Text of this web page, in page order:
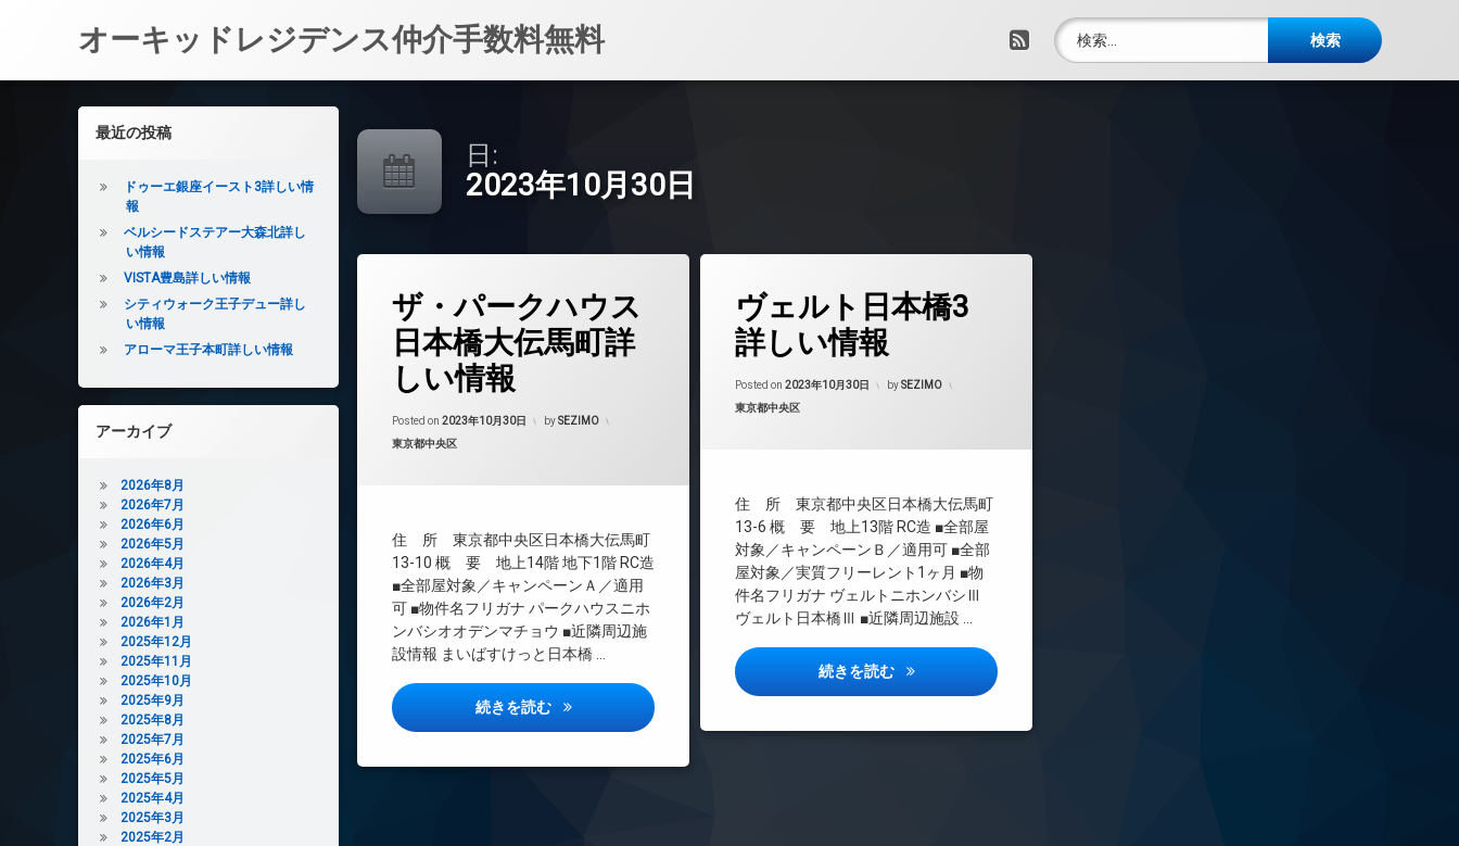
オーキッドレジデンス仲介手数料無料 RSS
検索:
日:
2023年10月30日
ザ・パークハウス
日本橋大伝馬町詳
しい情報
Posted on 2023年10月30日 bySEZIMO
カテゴリー:
東京都中央区
住 所 東京都中央区日本橋大伝馬町
13-10 概 要 地上14階 地下1階 RC造
■全部屋対象／キャンペーンＡ／適用
可 ■物件名フリガナ パークハウスニホ
ンバシオオデンマチョウ ■近隣周辺施
設情報 まいばすけっと日本橋 …
続きを読む ザ・パークハウス日本橋大伝馬町詳しい情報
24時間管理
CATV
TVドアホン
デザイナーズ
バイク置き場
分譲賃貸
大型駐車場
宅配ボックス
敷地内ゴミ置き場
楽器可
ヴェルト日本橋3
詳しい情報
Posted on 2023年10月30日 bySEZIMO
カテゴリー:
東京都中央区
住 所 東京都中央区日本橋大伝馬町
13-6 概 要 地上13階 RC造 ■全部屋
対象／キャンペーンＢ／適用可 ■全部
屋対象／実質フリーレント1ヶ月 ■物
件名フリガナ ヴェルトニホンバシⅢ
ヴェルト日本橋Ⅲ ■近隣周辺施設 …
続きを読む ヴェルト日本橋3詳しい情報
24時間管理
CATV
インターネット無料
エレベーター
オートロック
デザイナーズ
宅配ボックス
防犯カメラ
駐輪場
左サイドバー
最近の投稿
ドゥーエ銀座イースト3詳しい情
報
ベルシードステアー大森北詳し
い情報
VISTA豊島詳しい情報
シティウォーク王子デュー詳し
い情報
アローマ王子本町詳しい情報
アーカイブ
2026年8月
2026年7月
2026年6月
2026年5月
2026年4月
2026年3月
2026年2月
2026年1月
2025年12月
2025年11月
2025年10月
2025年9月
2025年8月
2025年7月
2025年6月
2025年5月
2025年4月
2025年3月
2025年2月